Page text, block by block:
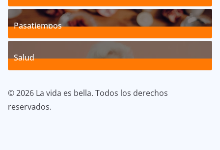
119Posts
Pasatiempos
39Posts
Salud
© 2026 La vida es bella. Todos los derechos
reservados.